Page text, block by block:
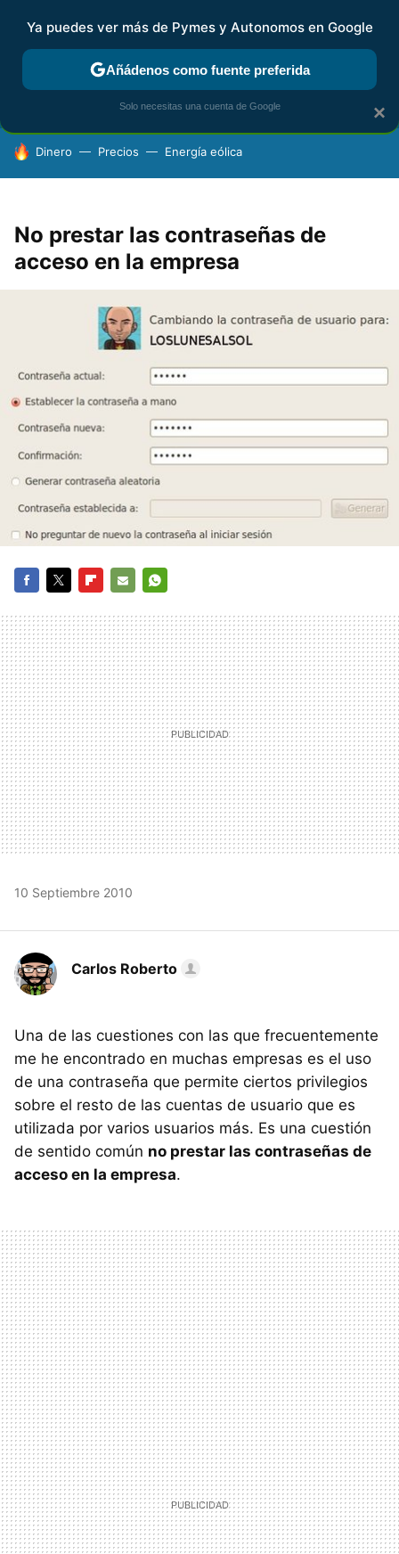
FISCALIDAD Y CONTABILIDAD KIT DIGITAL RENTA
HOY SE HABLA DE
Dinero Precios Energía eólica
No prestar las contraseñas de
acceso en la empresa
MAIL
10 Septiembre 2010
Carlos Roberto
Una de las cuestiones con las que frecuentemente
me he encontrado en muchas empresas es el uso
de una contraseña que permite ciertos privilegios
sobre el resto de las cuentas de usuario que es
utilizada por varios usuarios más. Es una cuestión
de sentido común no prestar las contraseñas de
acceso en la empresa.
×
Ya puedes ver más de Pymes y Autonomos en Google
Añádenos como fuente preferida
Solo necesitas una cuenta de Google